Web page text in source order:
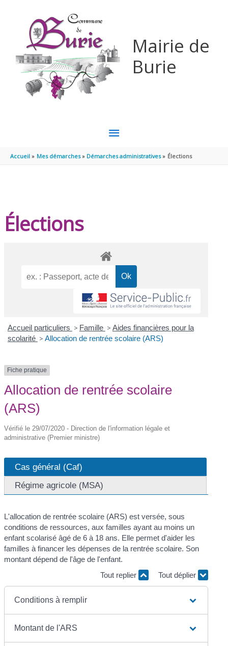
Mairie de
Burie
MENU
PRINCIPAL
Accueil Mes démarches Démarches administratives Élections
Élections
Accueil particuliers > Famille > Aides financières pour la
scolarité > Allocation de rentrée scolaire (ARS)
Fiche pratique
Allocation de rentrée scolaire
(ARS)
Vérifié le 29/07/2020 - Direction de l'information légale et
administrative (Premier ministre)
Cas général (Caf)
Régime agricole (MSA)
L'allocation de rentrée scolaire (ARS) est versée, sous
conditions de ressources, aux familles ayant au moins un
enfant scolarisé âgé de 6 à 18 ans. Elle permet d'aider les
familles à financer les dépenses de la rentrée scolaire. Son
montant dépend de l'âge de l'enfant.
Tout replier
Tout déplier
Conditions à remplir
Montant de l'ARS